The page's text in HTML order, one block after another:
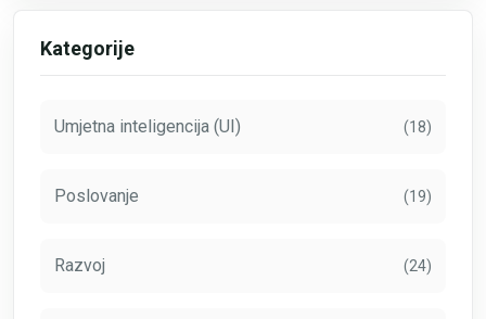
Kategorije
Umjetna inteligencija (UI) (18)
Poslovanje (19)
Razvoj (24)